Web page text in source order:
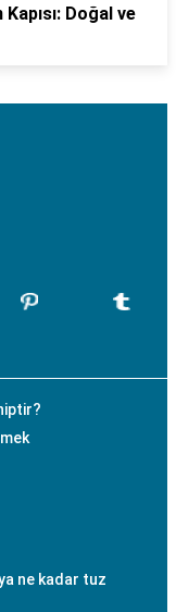
Doğal ve
ne kadar tuz